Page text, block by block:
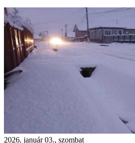
2026. január 03., szombat